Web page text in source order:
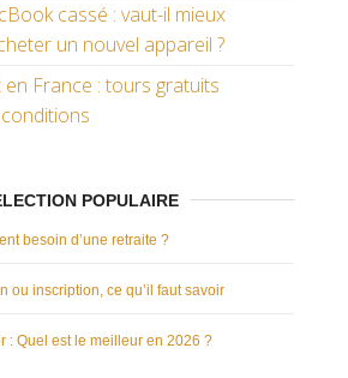
cassé : vaut-il mieux
un nouvel appareil ?
en France : tours gratuits
POPULAIRE
besoin d’une retraite ?
ou inscription, ce qu’il faut savoir
: Quel est le meilleur en 2026 ?